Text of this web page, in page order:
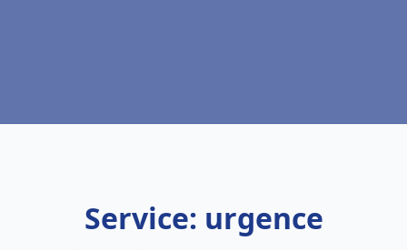
Service: urgence